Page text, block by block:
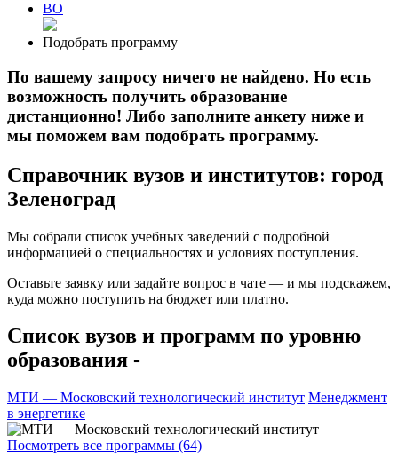
ВО
Подобрать программу
По вашему запросу ничего не найдено. Но есть
возможность получить образование
дистанционно! Либо заполните анкету ниже и
мы поможем вам подобрать программу.
Справочник вузов и институтов: город
Зеленоград
Мы собрали список учебных заведений с подробной
информацией о специальностях и условиях поступления.
Оставьте заявку или задайте вопрос в чате — и мы подскажем,
куда можно поступить на бюджет или платно.
Список вузов и программ по уровню
образования -
МТИ — Московский технологический институт Менеджмент
в энергетике
Посмотреть все программы (64)